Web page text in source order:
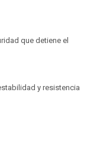
que detiene el
y resistencia